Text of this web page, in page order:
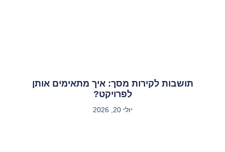
תושבות לקירות מסך: איך מתאימים אותן
לפרויקט?
יולי 20, 2026